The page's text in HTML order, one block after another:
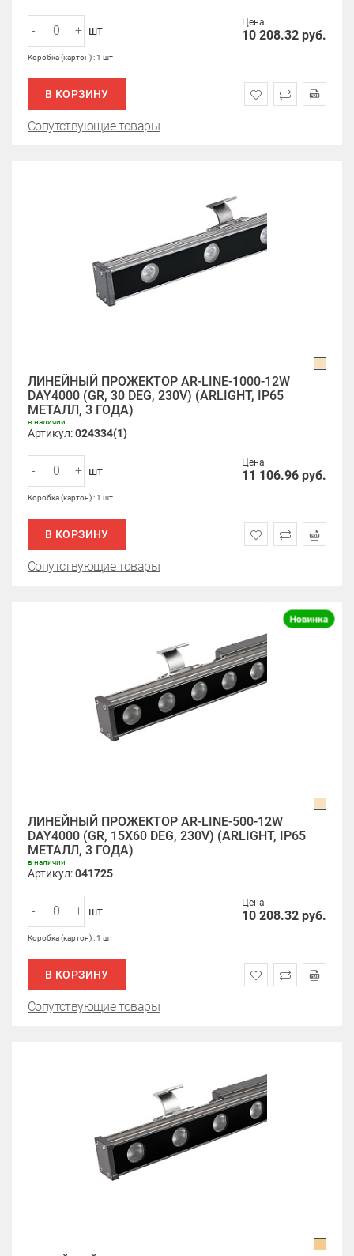
Цена
10 208.32 руб.
- + шт
Коробка (картон) : 1 шт
В КОРЗИНУ
Сопутствующие товары
ЛИНЕЙНЫЙ ПРОЖЕКТОР AR-LINE-1000-12W
DAY4000 (GR, 30 DEG, 230V) (ARLIGHT, IP65
МЕТАЛЛ, 3 ГОДА)
в наличии
Артикул:024334(1)
Цена
11 106.96 руб.
- + шт
Коробка (картон) : 1 шт
В КОРЗИНУ
Сопутствующие товары
ЛИНЕЙНЫЙ ПРОЖЕКТОР AR-LINE-500-12W
DAY4000 (GR, 15X60 DEG, 230V) (ARLIGHT, IP65
МЕТАЛЛ, 3 ГОДА)
в наличии
Артикул:041725
Цена
10 208.32 руб.
- + шт
Коробка (картон) : 1 шт
В КОРЗИНУ
Сопутствующие товары